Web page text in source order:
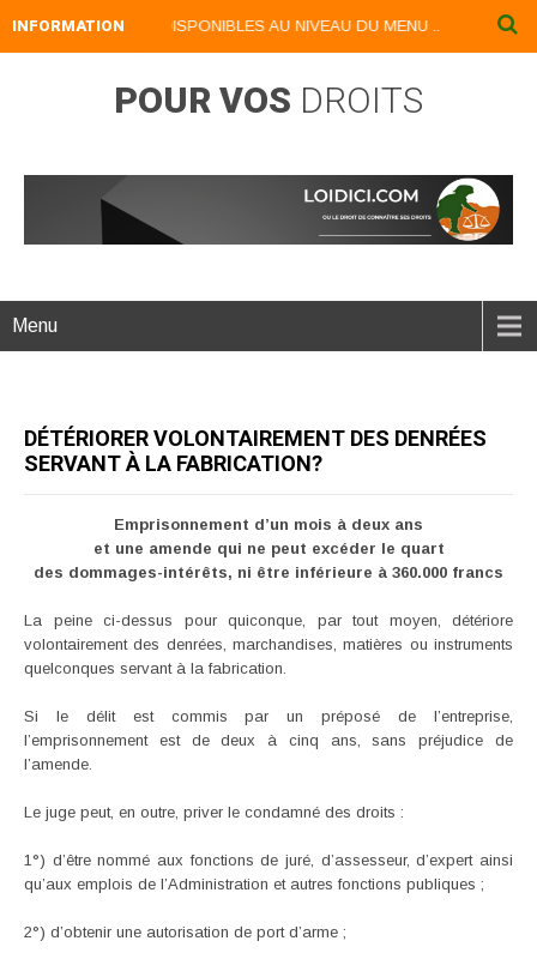
INFORMATION
NUMERIQUES DISPONIBLES AU NIVEAU DU MENU ...NOS
POUR VOS DROITS
Menu
DÉTÉRIORER VOLONTAIREMENT DES DENRÉES
SERVANT À LA FABRICATION?
Emprisonnement d’un mois à deux ans
et une amende qui ne peut excéder le quart
des dommages-intérêts, ni être inférieure à 360.000 francs
La peine ci-dessus pour quiconque, par tout moyen, détériore
volontairement des denrées, marchandises, matières ou instruments
quelconques servant à la fabrication.
Si le délit est commis par un préposé de l’entreprise,
l’emprisonnement est de deux à cinq ans, sans préjudice de
l’amende.
Le juge peut, en outre, priver le condamné des droits :
1°) d’être nommé aux fonctions de juré, d’assesseur, d’expert ainsi
qu’aux emplois de l’Administration et autres fonctions publiques ;
2°) d’obtenir une autorisation de port d’arme ;